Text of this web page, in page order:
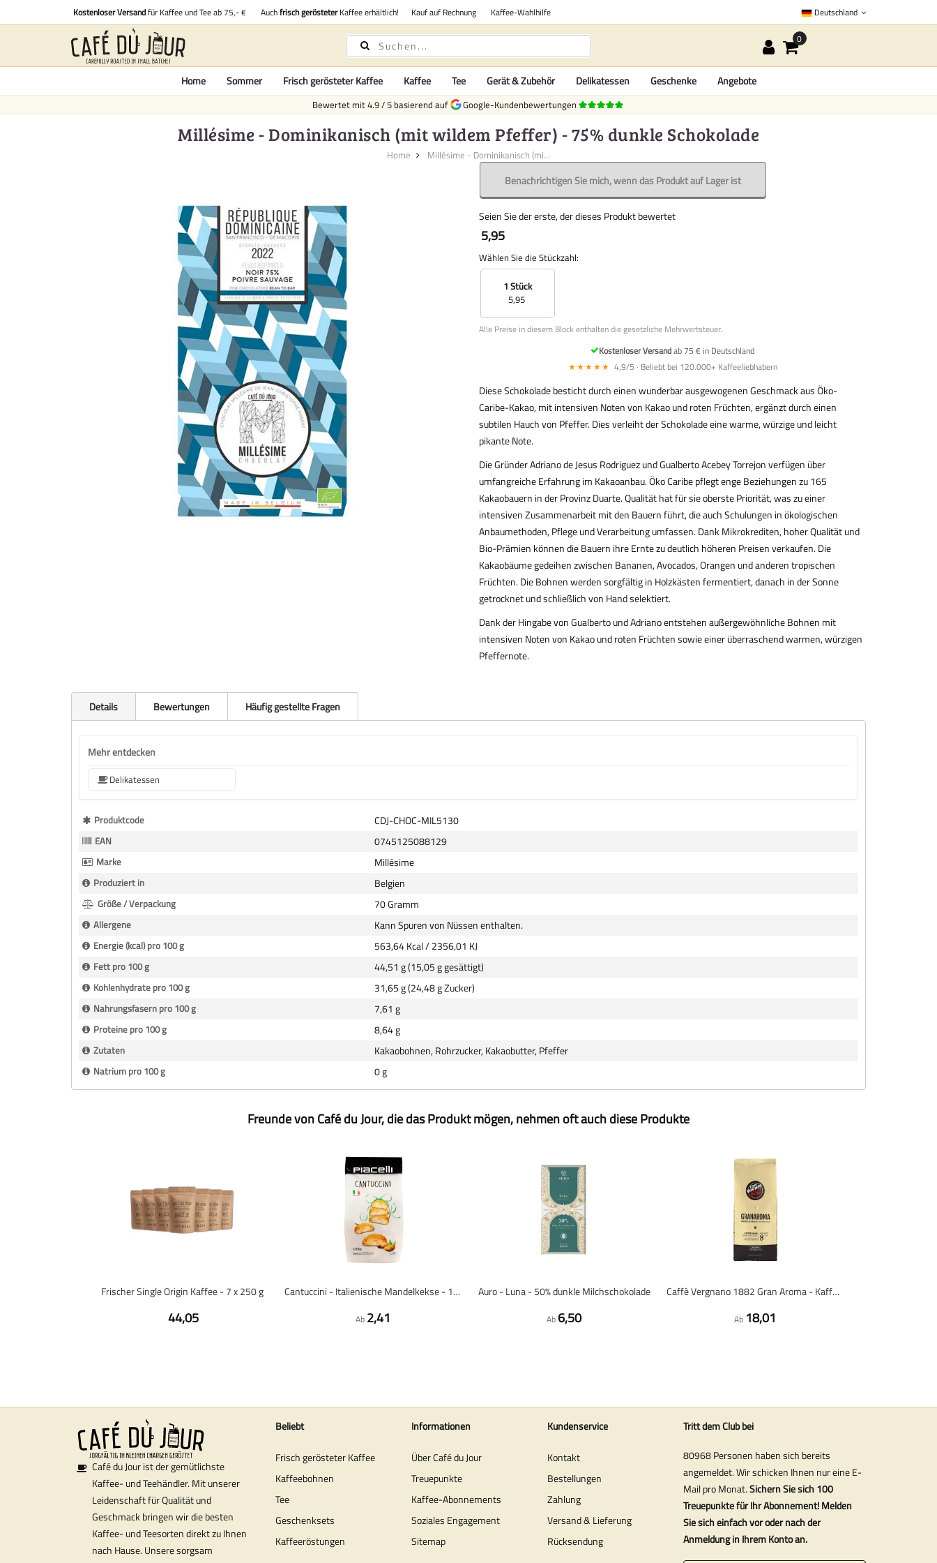
Kostenloser Versandfür Kaffee und Tee ab 75,- € Auchfrisch gerösteterKaffee erhältlich! Kauf auf Rechnung Kaffee-Wahlhilfe Deutschland
Home Sommer Frisch gerösteter Kaffee Kaffee Tee Gerät & Zubehör Delikatessen Geschenke Angebote
Bewertet mit4.9/5 basierend auf Google-Kundenbewertungen
Millésime - Dominikanisch (mit wildem Pfeffer) - 75% dunkle Schokolade
Home Millésime - Dominikanisch (mi...
Benachrichtigen Sie mich, wenn das Produkt auf Lager ist
Seien Sie der erste, der dieses Produkt bewertet
5,95
Wählen Sie die Stückzahl:
1 Stück
5,95
Alle Preise in diesem Block enthalten die gesetzliche Mehrwertsteuer.
Kostenloser Versandab 75 € in Deutschland
★★★★★ 4,9/5 · Beliebt bei 120.000+ Kaffeeliebhabern
Diese Schokolade besticht durch einen wunderbar ausgewogenen Geschmack aus Öko-
Caribe-Kakao, mit intensiven Noten von Kakao und roten Früchten, ergänzt durch einen
subtilen Hauch von Pfeffer. Dies verleiht der Schokolade eine warme, würzige und leicht
pikante Note.
Die Gründer Adriano de Jesus Rodriguez und Gualberto Acebey Torrejon verfügen über
umfangreiche Erfahrung im Kakaoanbau. Öko Caribe pflegt enge Beziehungen zu 165
Kakaobauern in der Provinz Duarte. Qualität hat für sie oberste Priorität, was zu einer
intensiven Zusammenarbeit mit den Bauern führt, die auch Schulungen in ökologischen
Anbaumethoden, Pflege und Verarbeitung umfassen. Dank Mikrokrediten, hoher Qualität und
Bio-Prämien können die Bauern ihre Ernte zu deutlich höheren Preisen verkaufen. Die
Kakaobäume gedeihen zwischen Bananen, Avocados, Orangen und anderen tropischen
Früchten. Die Bohnen werden sorgfältig in Holzkästen fermentiert, danach in der Sonne
getrocknet und schließlich von Hand selektiert.
Dank der Hingabe von Gualberto und Adriano entstehen außergewöhnliche Bohnen mit
intensiven Noten von Kakao und roten Früchten sowie einer überraschend warmen, würzigen
Pfeffernote.
Details Bewertungen Häufig gestellte Fragen
Mehr entdecken
Delikatessen
Mehr
Informationen
Produktcode CDJ-CHOC-MIL5130
EAN 0745125088129
Marke Millésime
Produziert in Belgien
Größe / Verpackung 70 Gramm
Allergene Kann Spuren von Nüssen enthalten.
Energie (kcal) pro 100 g 563,64 Kcal / 2356,01 KJ
Fett pro 100 g 44,51 g (15,05 g gesättigt)
Kohlenhydrate pro 100 g 31,65 g (24,48 g Zucker)
Nahrungsfasern pro 100 g 7,61 g
Proteine pro 100 g 8,64 g
Zutaten Kakaobohnen, Rohrzucker, Kakaobutter, Pfeffer
Natrium pro 100 g 0 g
Freunde von Café du Jour, die das Produkt mögen, nehmen oft auch diese Produkte
Frischer Single Origin Kaffee - 7 x 250 g
44,05
Cantuccini - Italienische Mandelkekse - 175 Gramm
Ab 2,41
Auro - Luna - 50% dunkle Milchschokolade
Ab 6,50
Caffè Vergnano 1882 Gran Aroma - Kaffeebohnen - 1 Kilo
Ab 18,01
Café du Jour ist der gemütlichste
Kaffee- und Teehändler. Mit unserer
Leidenschaft für Qualität und
Geschmack bringen wir die besten
Kaffee- und Teesorten direkt zu Ihnen
nach Hause. Unsere sorgsam
Beliebt
Frisch gerösteter Kaffee
Kaffeebohnen
Tee
Geschenksets
Kaffeeröstungen
Informationen
Über Café du Jour
Treuepunkte
Kaffee-Abonnements
Soziales Engagement
Sitemap
Kundenservice
Kontakt
Bestellungen
Zahlung
Versand & Lieferung
Rücksendung
Tritt dem Club bei
80968 Personen haben sich bereits
angemeldet. Wir schicken Ihnen nur eine E-
Mail pro Monat.Sichern Sie sich 100
Treuepunkte für Ihr Abonnement! Melden
Sie sich einfach vor oder nach der
Anmeldung in Ihrem Konto an.